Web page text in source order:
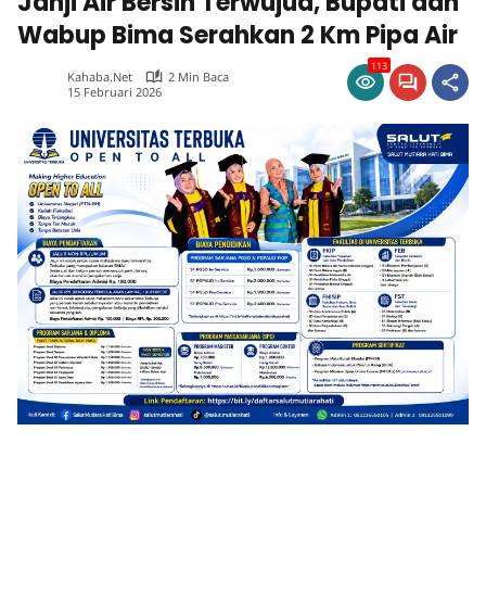
Wabup Bima Serahkan 2 Km Pipa Air
Kahaba.net
2 Min Baca
15 Februari 2026
113